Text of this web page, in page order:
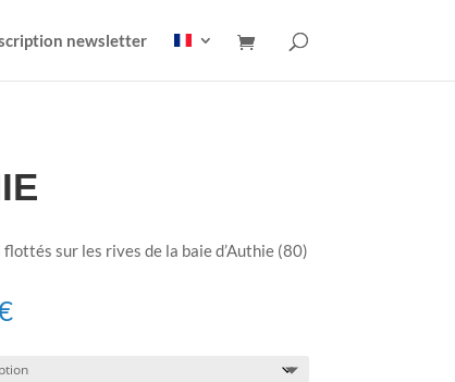
newsletter
sur les rives de la baie d’Authie (80)
Plage
prix :